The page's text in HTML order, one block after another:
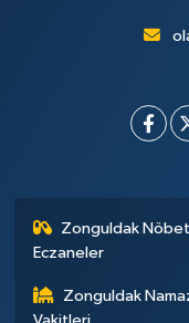
Zonguldak
Eczaneler
Zonguldak